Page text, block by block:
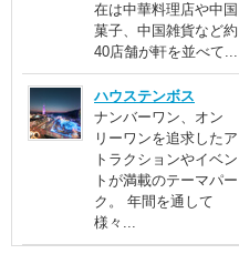
在は中華料理店や中国
菓子、中国雑貨など約
40店舗が軒を並べて...
ハウステンボス
ナンバーワン、オン
リーワンを追求したア
トラクションやイベン
トが満載のテーマパー
ク。 年間を通して
様々...